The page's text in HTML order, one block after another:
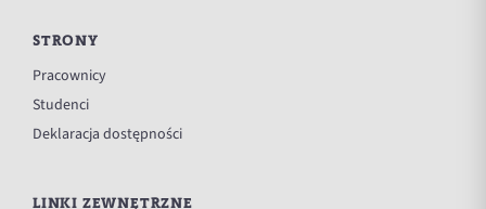
STRONY
Pracownicy
Studenci
Deklaracja dostępności
LINKI ZEWNĘTRZNE